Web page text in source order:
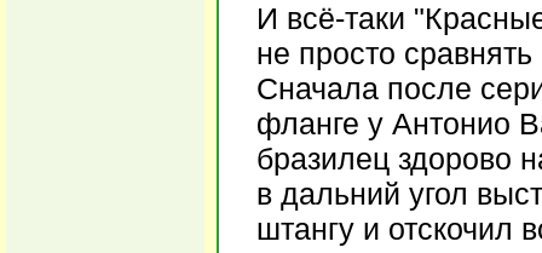
И всё-таки
не просто
Сначала после
фланге у Антонио
бразилец здорово
в дальний угол
штангу и отскочил